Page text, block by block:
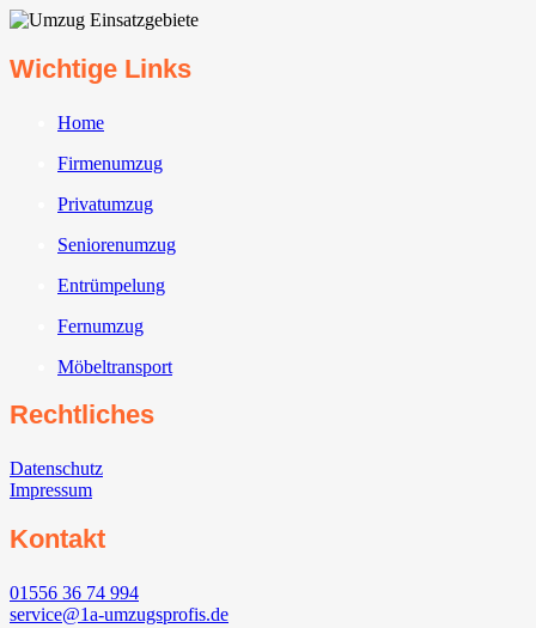
Wichtige Links
Home
Firmenumzug
Privatumzug
Seniorenumzug
Entrümpelung
Fernumzug
Möbeltransport
Rechtliches
Datenschutz
Impressum
Kontakt
01556 36 74 994
service@1a-umzugsprofis.de